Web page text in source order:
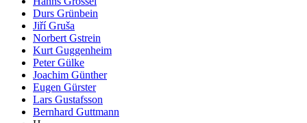
Durs Grünbein
Jiří Gruša
Norbert Gstrein
Kurt Guggenheim
Peter Gülke
Joachim Günther
Eugen Gürster
Lars Gustafsson
Bernhard Guttmann